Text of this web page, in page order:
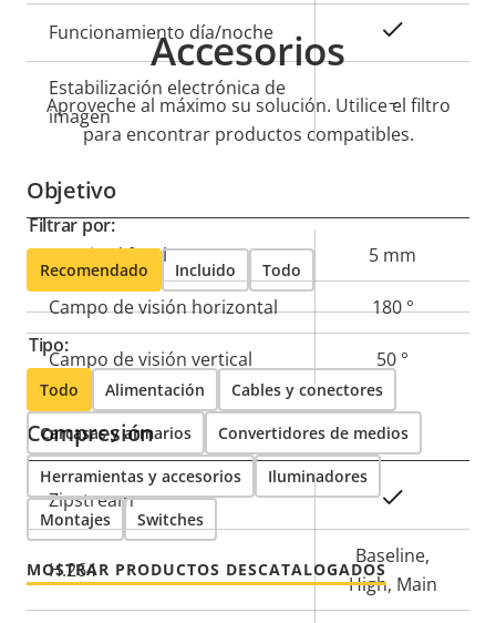
Funcionamiento día/noche
Estabilización electrónica de
imagen
–
Objetivo
Descripción
de
propiedad
Valor de
la
propiedad
Longitud focal 5 mm
Campo de visión horizontal 180 °
Campo de visión vertical 50 °
Compresión
Descripción
de
Valor de
la
Zipstream
H.264
Baseline,
High, Main
Accesorios
Aproveche al máximo su solución. Utilice el filtro
para encontrar productos compatibles.
Filtrar por:
Recomendado Incluido Todo
Tipo:
Todo Alimentación Cables y conectores
Carcasas y armarios Convertidores de medios
Herramientas y accesorios Iluminadores
Montajes Switches
MOSTRAR PRODUCTOS DESCATALOGADOS